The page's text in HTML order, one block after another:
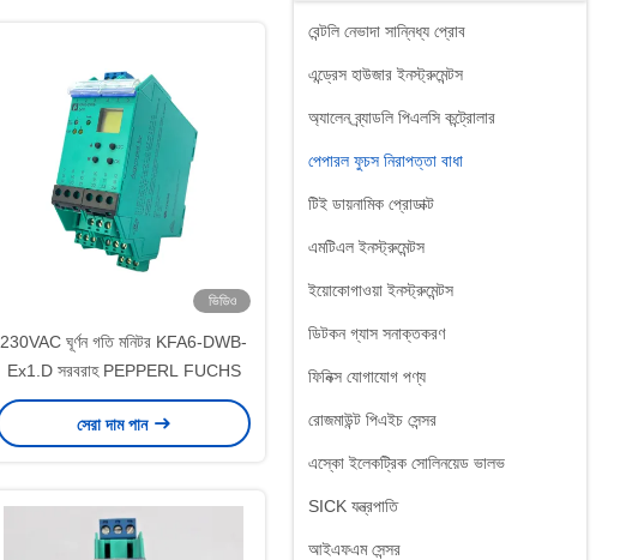
বেন্টলি নেভাদা সান্নিধ্য প্রোব
এন্ড্রেস হাউজার ইনস্ট্রুমেন্টস
অ্যালেন ব্র্যাডলি পিএলসি কন্ট্রোলার
পেপারল ফুচস নিরাপত্তা বাধা
টিই ডায়নামিক প্রোডাক্ট
এমটিএল ইনস্ট্রুমেন্টস
ইয়োকোগাওয়া ইনস্ট্রুমেন্টস
ডিটকন গ্যাস সনাক্তকরণ
ফিনিক্স যোগাযোগ পণ্য
রোজমাউন্ট পিএইচ সেন্সর
এস্কো ইলেকট্রিক সোলিনয়েড ভালভ
SICK যন্ত্রপাতি
আইএফএম সেন্সর
ভিডিও
230VAC ঘূর্ণন গতি মনিটর KFA6-DWB-
Ex1.D সরবরাহ PEPPERL FUCHS
সেরা দাম পান